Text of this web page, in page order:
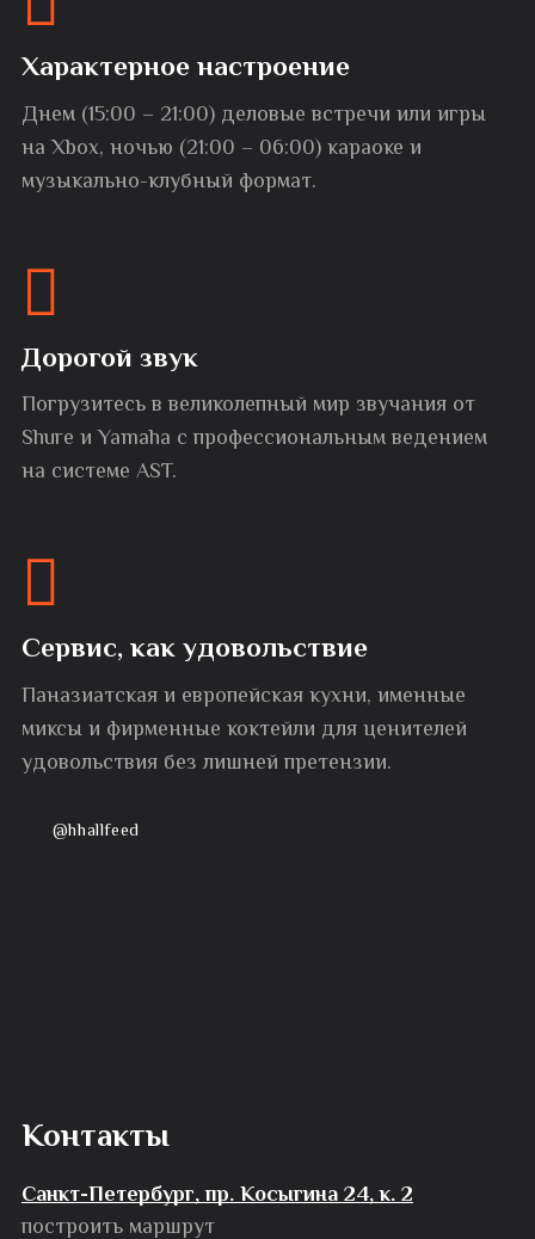
Характерное настроение
Днем (15:00 – 21:00) деловые встречи или игры
на Xbox, ночью (21:00 – 06:00) караоке и
музыкально-клубный формат.
Дорогой звук
Погрузитесь в великолепный мир звучания от
Shure и Yamaha с профессиональным ведением
на системе AST.
Сервис, как удовольствие
Паназиатская и европейская кухни, именные
миксы и фирменные коктейли для ценителей
удовольствия без лишней претензии.
@hhallfeed
Контакты
Санкт-Петербург, пр. Косыгина 24, к. 2
построить маршрут